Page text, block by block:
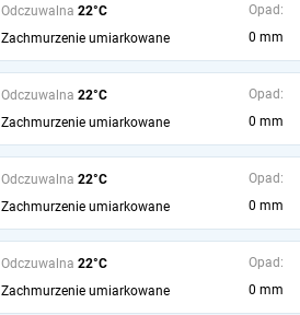
Odczuwalna 22°C
Zachmurzenie umiarkowane
Opad:
0 mm
Odczuwalna 22°C
Zachmurzenie umiarkowane
Opad:
0 mm
Odczuwalna 22°C
Zachmurzenie umiarkowane
Opad:
0 mm
Odczuwalna 22°C
Zachmurzenie umiarkowane
Opad:
0 mm